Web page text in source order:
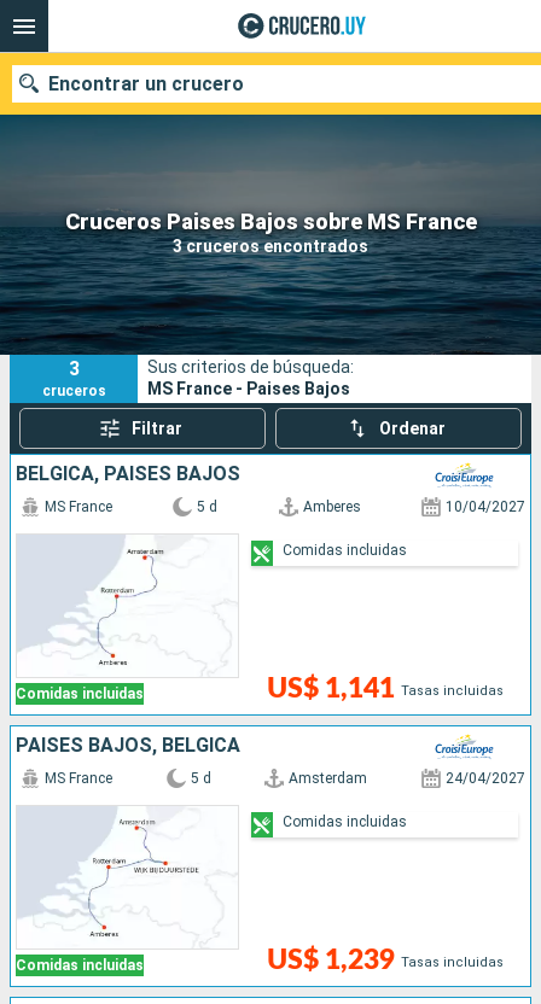
Cruceros Paises Bajos sobre MS France
3 cruceros encontrados
Encontrar un crucero
Nuestros destinos
Fecha de salida
Puertos Compañías
Buscar
3
cruceros
Sus criterios de búsqueda:
MS France - Paises Bajos
Filtrar Ordenar
BÉLGICA, PAISES BAJOS
Comidas incluidas
MS France 5 d Amberes 10/04/2027
US$ 1,141 Tasas incluidas
Comidas incluidas
PAISES BAJOS, BÉLGICA
Comidas incluidas
MS France 5 d Amsterdam 24/04/2027
US$ 1,239 Tasas incluidas
Comidas incluidas